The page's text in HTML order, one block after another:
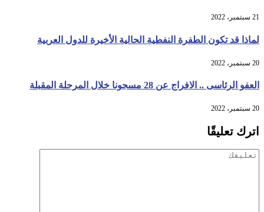
21 سبتمبر، 2022
لماذا قد تكون الطفرة النفطية الحالية الأخيرة للدول العربية
20 سبتمبر، 2022
العفو الرئاسى .. الافراج عن 28 مسجونا خلال المرحلة المقبلة
20 سبتمبر، 2022
اترك تعليقًا